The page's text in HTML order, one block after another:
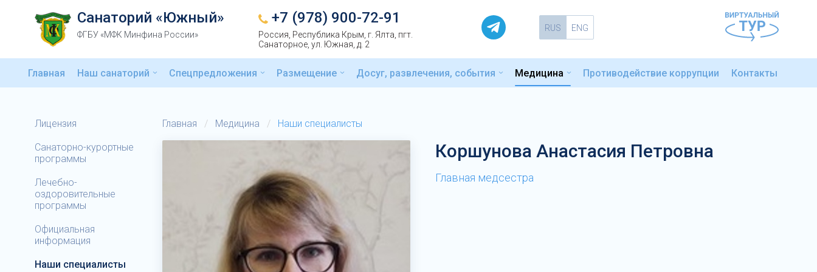
Санаторий «Южный»
ФГБУ «МФК Минфина России»
+7 (978) 900-72-91
Россия, Республика Крым, г. Ялта, пгт.
Санаторное, ул. Южная, д. 2
RUS ENG
Главная Наш санаторий Спецпредложения Размещение Досуг, развлечения, события Медицина Противодействие коррупции Контакты
Лицензия
Санаторно-курортные
программы
Лечебно-
оздоровительные
программы
Официальная
информация
Наши специалисты
Главная / Медицина / Наши специалисты
Коршунова Анастасия Петровна
Главная медсестра